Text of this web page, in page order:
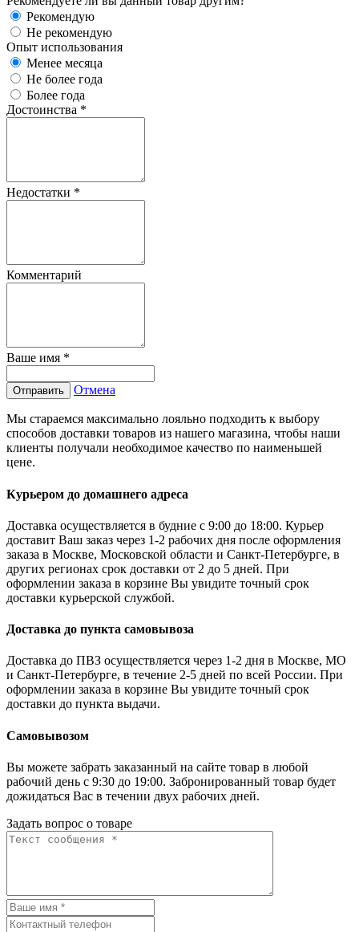
Рекомендую
Не рекомендую
Опыт использования
Менее месяца
Не более года
Более года
Достоинства *
Недостатки *
Комментарий
Ваше имя *
Отправить Отмена
Мы стараемся максимально лояльно подходить к выбору
способов доставки товаров из нашего магазина, чтобы наши
клиенты получали необходимое качество по наименьшей
цене.
Курьером до домашнего адреса
Доставка осуществляется в будние с 9:00 до 18:00. Курьер
доставит Ваш заказ через 1-2 рабочих дня после оформления
заказа в Москве, Московской области и Санкт-Петербурге, в
других регионах срок доставки от 2 до 5 дней. При
оформлении заказа в корзине Вы увидите точный срок
доставки курьерской службой.
Доставка до пункта самовывоза
Доставка до ПВЗ осуществляется через 1-2 дня в Москве, МО
и Санкт-Петербурге, в течение 2-5 дней по всей России. При
оформлении заказа в корзине Вы увидите точный срок
доставки до пункта выдачи.
Самовывозом
Вы можете забрать заказанный на сайте товар в любой
рабочий день с 9:30 до 19:00. Забронированный товар будет
дожидаться Вас в течении двух рабочих дней.
Задать вопрос о товаре